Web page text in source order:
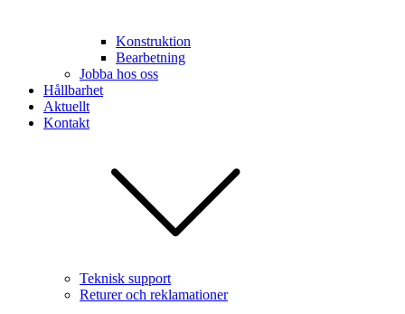
Konstruktion
Bearbetning
Jobba hos oss
Hållbarhet
Aktuellt
Kontakt
Teknisk support
Returer och reklamationer